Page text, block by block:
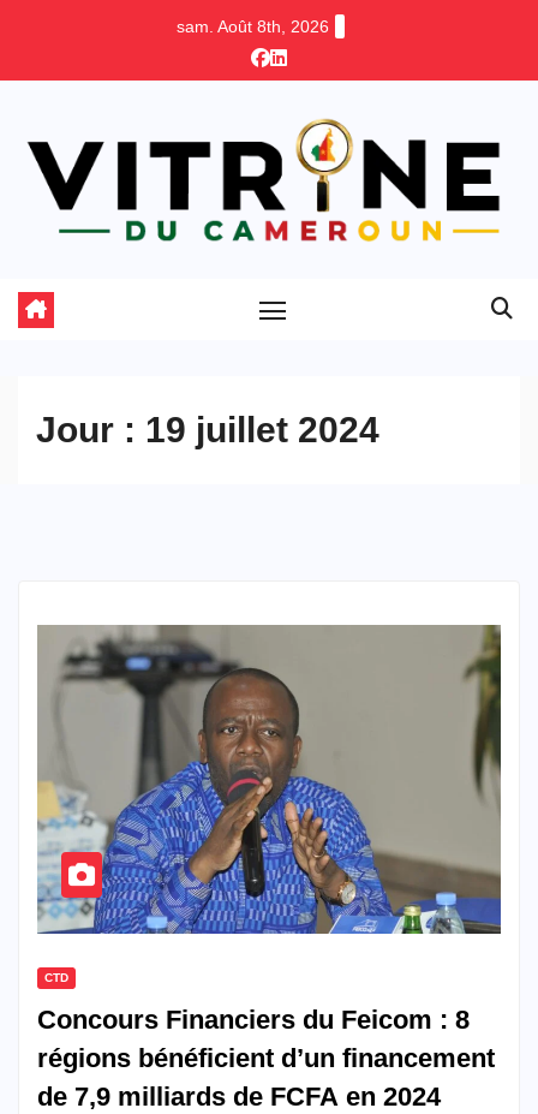
sam. Août 8th, 2026
Jour : 19 juillet 2024
CTD
Concours Financiers du Feicom : 8
régions bénéficient d’un financement
de 7,9 milliards de FCFA en 2024